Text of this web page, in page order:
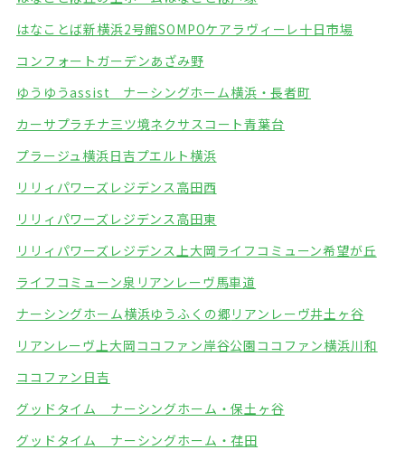
はなことば新横浜2号館SOMPOケアラヴィーレ十日市場
コンフォートガーデンあざみ野
ゆうゆうassist ナーシングホーム横浜・長者町
カーサプラチナ三ツ境ネクサスコート青葉台
プラージュ横浜日吉プエルト横浜
リリィパワーズレジデンス高田西
リリィパワーズレジデンス高田東
リリィパワーズレジデンス上大岡ライフコミューン希望が丘
ライフコミューン泉 リアンレーヴ馬車道
ナーシングホーム横浜ゆうふくの郷 リアンレーヴ井土ヶ谷
リアンレーヴ上大岡ココファン岸谷公園ココファン横浜川和
ココファン日吉
グッドタイム ナーシングホーム・保土ヶ谷
グッドタイム ナーシングホーム・荏田